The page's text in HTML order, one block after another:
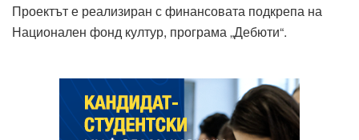
Проектът е реализиран с финансовата подкрепа на
Национален фонд култур, програма „Дебюти“.